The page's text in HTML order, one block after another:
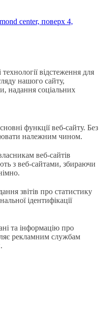
center, поверх 4,
відстеження для
нашого сайту,
надання соціальних
функції веб-сайту. Без
належним чином.
веб-сайтів
з веб-сайтами, збираючи
звітів про статистику
ідентифікації
та інформацію про
рекламним службам